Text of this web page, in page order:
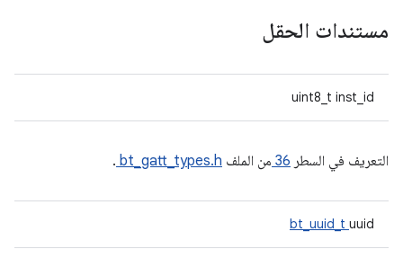
مستندات الحقل
uint8_t inst_id
التعريف في السطر 36 من الملف bt_gatt_types.h
.
bt_uuid_t uuid